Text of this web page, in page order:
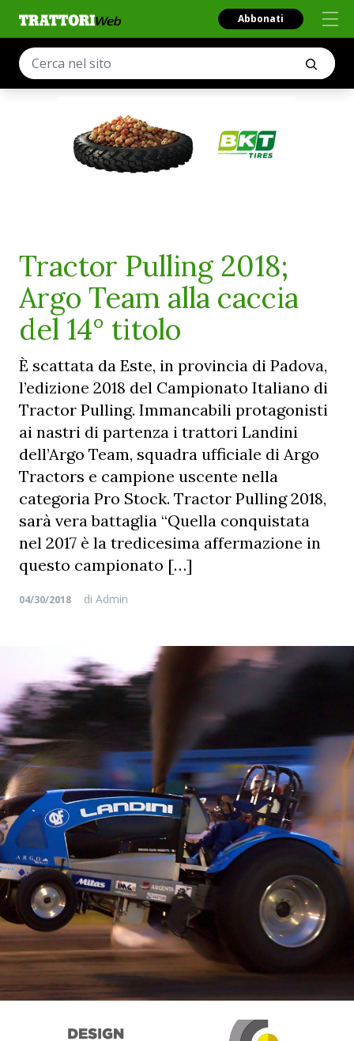
Abbonati
Tractor Pulling 2018;
Argo Team alla caccia
del 14° titolo
È scattata da Este, in provincia di Padova,
l’edizione 2018 del Campionato Italiano di
Tractor Pulling. Immancabili protagonisti
ai nastri di partenza i trattori Landini
dell’Argo Team, squadra ufficiale di Argo
Tractors e campione uscente nella
categoria Pro Stock. Tractor Pulling 2018,
sarà vera battaglia “Quella conquistata
nel 2017 è la tredicesima affermazione in
questo campionato […]
04/30/2018 di Admin